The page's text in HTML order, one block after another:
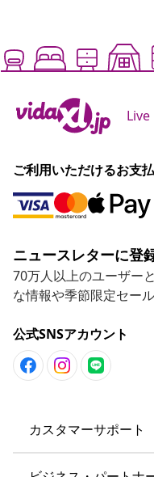
ご利用いただけるお支
ニュースレターに登
70万人以上のユーザー
な情報や季節限定セー
公式SNSアカウント
カスタマーサポート